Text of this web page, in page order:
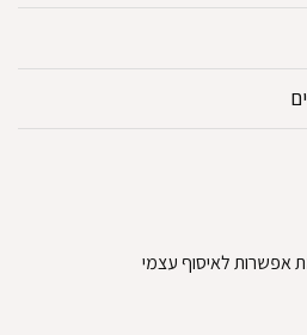
אפשרות לאיסוף עצמי